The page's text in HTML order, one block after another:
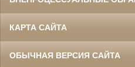
КАРТА САЙТА
ОБЫЧНАЯ ВЕРСИЯ САЙТА